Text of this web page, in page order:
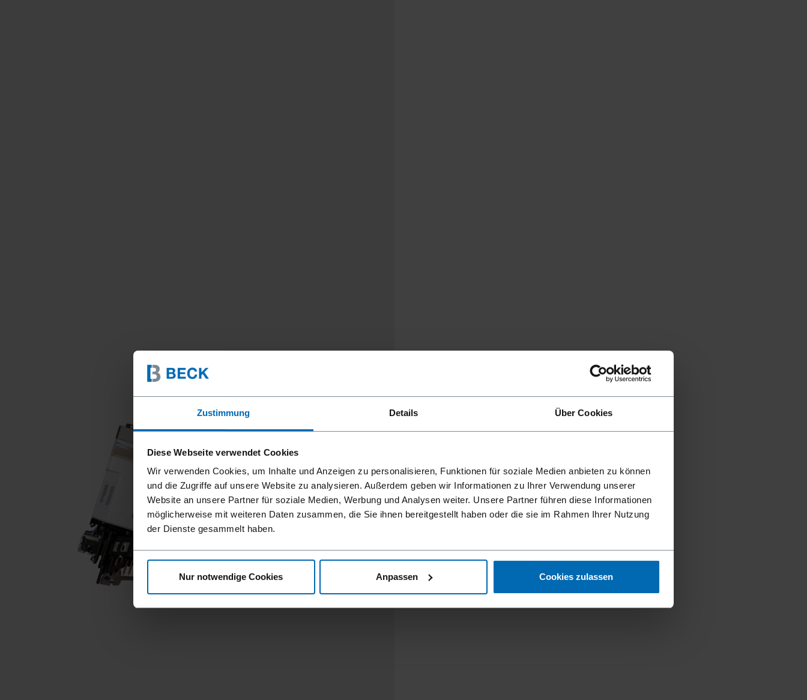
Zustimmung Details Über Cookies
Diese Webseite verwendet Cookies
Wir verwenden Cookies, um Inhalte und Anzeigen zu personalisieren, Funktionen für soziale Medien anbieten zu können
und die Zugriffe auf unsere Website zu analysieren. Außerdem geben wir Informationen zu Ihrer Verwendung unserer
Website an unsere Partner für soziale Medien, Werbung und Analysen weiter. Unsere Partner führen diese Informationen
möglicherweise mit weiteren Daten zusammen, die Sie ihnen bereitgestellt haben oder die sie im Rahmen Ihrer Nutzung
der Dienste gesammelt haben.
Nur notwendige Cookies Anpassen Cookies zulassen